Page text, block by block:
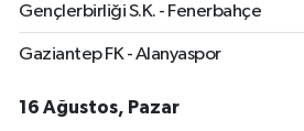
Gençlerbirliği S.K. - Fenerbahçe
Gaziantep FK - Alanyaspor
16 Ağustos, Pazar